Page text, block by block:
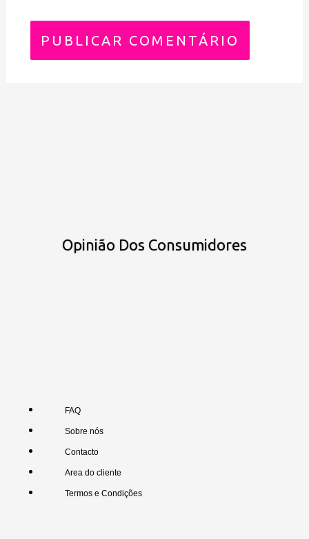
Opinião Dos Consumidores
FAQ
Sobre nós
Contacto
Area do cliente
Termos e Condições